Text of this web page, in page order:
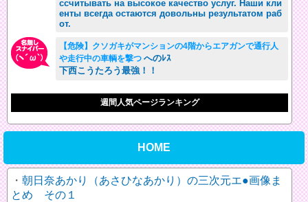
ссчитывать на высокое качество услуг. Наши кли
енты всегда остаются довольны результатом раб
от.
【危険】クソガキがマンションの4階からエアガンで通行人
や走行中の車輌を撃つ へのﾚｽ
下西こうたろう最強！！
週間人気ページランキング
HOME
朝日奈あかり（あさひなあかり）の三次元エ●画像ま
とめ その１